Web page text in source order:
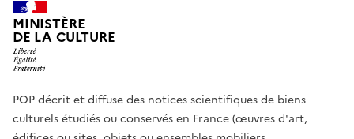
MINISTÈRE
DE LA CULTURE
POP décrit et diffuse des notices scientifiques de biens
culturels étudiés ou conservés en France (œuvres d'art,